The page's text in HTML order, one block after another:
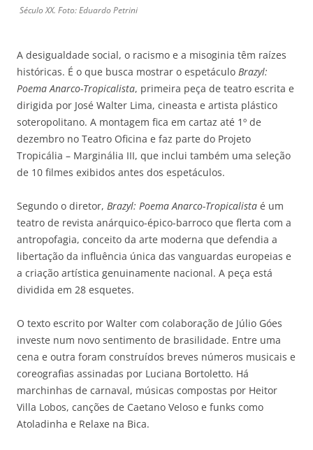
Século XX. Foto: Eduardo Petrini
A desigualdade social, o racismo e a misoginia têm raízes
históricas. É o que busca mostrar o espetáculo Brazyl:
Poema Anarco-Tropicalista, primeira peça de teatro escrita e
dirigida por José Walter Lima, cineasta e artista plástico
soteropolitano. A montagem fica em cartaz até 1º de
dezembro no Teatro Oficina e faz parte do Projeto
Tropicália – Marginália III, que inclui também uma seleção
de 10 filmes exibidos antes dos espetáculos.
Segundo o diretor, Brazyl: Poema Anarco-Tropicalista é um
teatro de revista anárquico-épico-barroco que flerta com a
antropofagia, conceito da arte moderna que defendia a
libertação da influência única das vanguardas europeias e
a criação artística genuinamente nacional. A peça está
dividida em 28 esquetes.
O texto escrito por Walter com colaboração de Júlio Góes
investe num novo sentimento de brasilidade. Entre uma
cena e outra foram construídos breves números musicais e
coreografias assinadas por Luciana Bortoletto. Há
marchinhas de carnaval, músicas compostas por Heitor
Villa Lobos, canções de Caetano Veloso e funks como
Atoladinha e Relaxe na Bica.